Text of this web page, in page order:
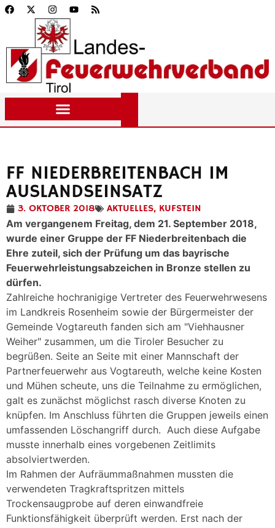
FF NIEDERBREITENBACH IM
AUSLANDSEINSATZ
3. OKTOBER 2018 AKTUELLES, KUFSTEIN
Am vergangenem Freitag, dem 21. September 2018,
wurde einer Gruppe der FF Niederbreitenbach die
Ehre zuteil, sich der Prüfung um das bayrische
Feuerwehrleistungsabzeichen in Bronze stellen zu
dürfen.
Zahlreiche hochranigige Vertreter des Feuerwehrwesens
im Landkreis Rosenheim sowie der Bürgermeister der
Gemeinde Vogtareuth fanden sich am "Viehhausner
Weiher" zusammen, um die Tiroler Besucher zu
begrüßen. Seite an Seite mit einer Mannschaft der
Partnerfeuerwehr aus Vogtareuth, welche keine Kosten
und Mühen scheute, uns die Teilnahme zu ermöglichen,
galt es zunächst möglichst rasch diverse Knoten zu
knüpfen. Im Anschluss führten die Gruppen jeweils einen
umfassenden Löschangriff durch. Auch diese Aufgabe
musste innerhalb eines vorgebenen Zeitlimits
absolviertwerden.
Im Rahmen der Aufräummaßnahmen mussten die
verwendeten Tragkraftspritzen mittels
Trockensaugprobe auf deren einwandfreie
Funktionsfähigkeit überprüft werden. Erst nach der